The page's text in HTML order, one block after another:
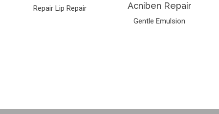
Repair Lip Repair Acniben Repair
Gentle Emulsion